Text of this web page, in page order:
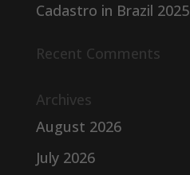
Cadastro in Brazil 2025
Recent Comments
Archives
August 2026
July 2026